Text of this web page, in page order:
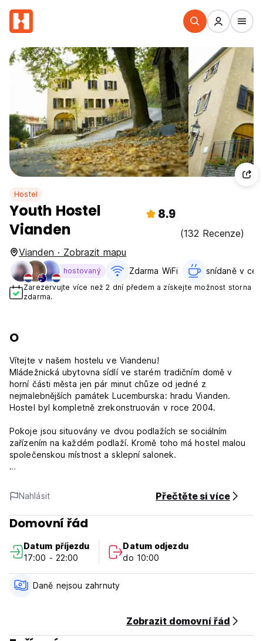
Hostel
Youth Hostel
Vianden
8.9
(132 Recenze)
Vianden · Zobrazit mapu
hostovaný Zdarma WiFi snídaně v
Zarezervujte více než 2 dní předem a získejte možnost storna
zdarma.
O
Vítejte v našem hostelu ve Viandenu!
Mládežnická ubytovna sídlí ve starém tradičním domě v
horní části města jen pár minut chůze od jedné z
nejmalebnějších památek Lucemburska: hradu Vianden.
Hostel byl kompletně zrekonstruován v roce 2004.
Pokoje jsou situovány ve dvou podlažích se sociálním
zařízením na každém podlaží. Kromě toho má hostel malou
společenskou místnost a sklepní salonek.
plnou penzi (oběd, večeře, obědový balíček). Na vyžádání
jsou k dispozici lucemburské speciality a vegetariánská
jídla.
Neexistuje žádná věková hranice.
Upozornění: Náš check-in čas je od 17:00 do 22:00, check-
Nahlásit Přečtěte si více
Domovní řád
Datum příjezdu
17:00 - 22:00
Datum odjezdu
do 10:00
Daně nejsou zahrnuty
Zobrazit domovní řád